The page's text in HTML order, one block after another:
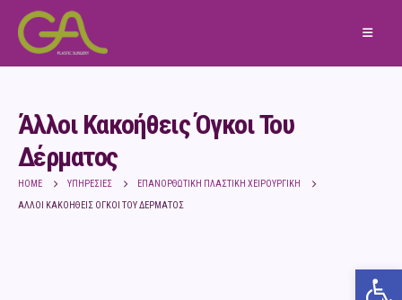
Άλλοι Κακοήθεις Όγκοι Του
Δέρματος
HOME ΥΠΗΡΕΣΊΕΣ
ΕΠΑΝΟΡΘΩΤΙΚΉ ΠΛΑΣΤΙΚΉ ΧΕΙΡΟΥΡΓΙΚΉ
ΆΛΛΟΙ ΚΑΚΟΉΘΕΙΣ ΌΓΚΟΙ ΤΟΥ ΔΈΡΜΑΤΟΣ